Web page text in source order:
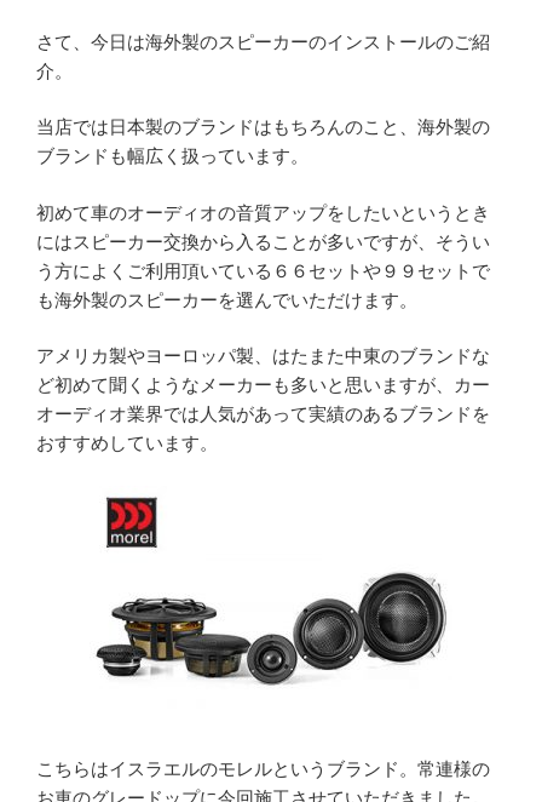
さて、今日は海外製のスピーカーのインストールのご紹
介。
当店では日本製のブランドはもちろんのこと、海外製の
ブランドも幅広く扱っています。
初めて車のオーディオの音質アップをしたいというとき
にはスピーカー交換から入ることが多いですが、そうい
う方によくご利用頂いている６６セットや９９セットで
も海外製のスピーカーを選んでいただけます。
アメリカ製やヨーロッパ製、はたまた中東のブランドな
ど初めて聞くようなメーカーも多いと思いますが、カー
オーディオ業界では人気があって実績のあるブランドを
おすすめしています。
こちらはイスラエルのモレルというブランド。常連様の